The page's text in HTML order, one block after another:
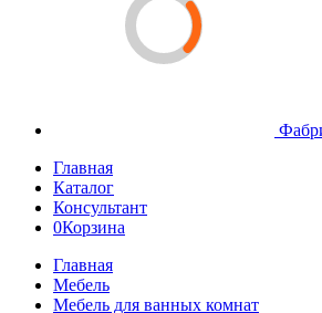
Главная
Каталог
Консультант
0Корзина
Главная
Мебель
Мебель для ванных комнат